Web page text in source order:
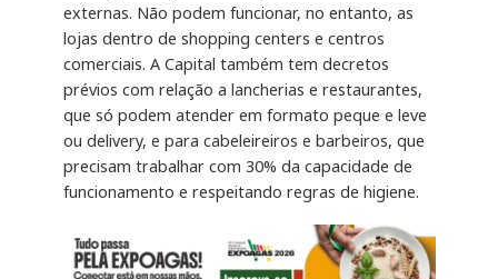
externas. Não podem funcionar, no entanto, as
lojas dentro de shopping centers e centros
comerciais. A Capital também tem decretos
prévios com relação a lancherias e restaurantes,
que só podem atender em formato peque e leve
ou delivery, e para cabeleireiros e barbeiros, que
precisam trabalhar com 30% da capacidade de
funcionamento e respeitando regras de higiene.